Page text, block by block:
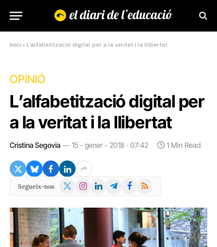
Inici » L’alfabetització digital per a la veritat i la llibertat
OPINIÓ
L’alfabetització digital per
a la veritat i la llibertat
Cristina Segovia 15 - gener - 2018 · 07:42 1 Min Read
Segueix-nos
X
Instagram
LinkedInTelegramFacebook
RSS